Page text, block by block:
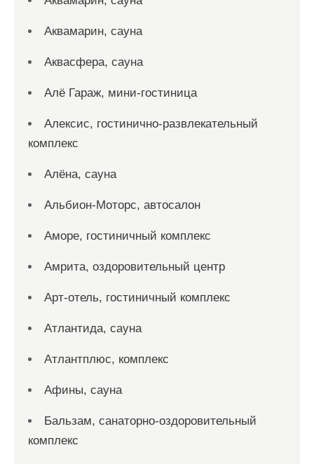
Аквамарин, сауна
Аквасфера, сауна
Алё Гараж, мини-гостиница
Алексис, гостинично-развлекательный
комплекс
Алёна, сауна
Альбион-Моторс, автосалон
Аморе, гостиничный комплекс
Амрита, оздоровительный центр
Арт-отель, гостиничный комплекс
Атлантида, сауна
Атлантплюс, комплекс
Афины, сауна
Бальзам, санаторно-оздоровительный
комплекс